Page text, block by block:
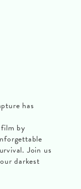
has
by
Join us
darkest